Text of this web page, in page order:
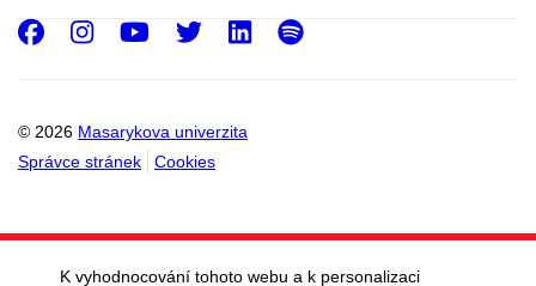
© 2026 Masarykova univerzita
Správce stránek
Cookies
Facebook
Instagram
Youtube
Twitter
LinkedIn
Spotify
K vyhodnocování tohoto webu a k personalizaci